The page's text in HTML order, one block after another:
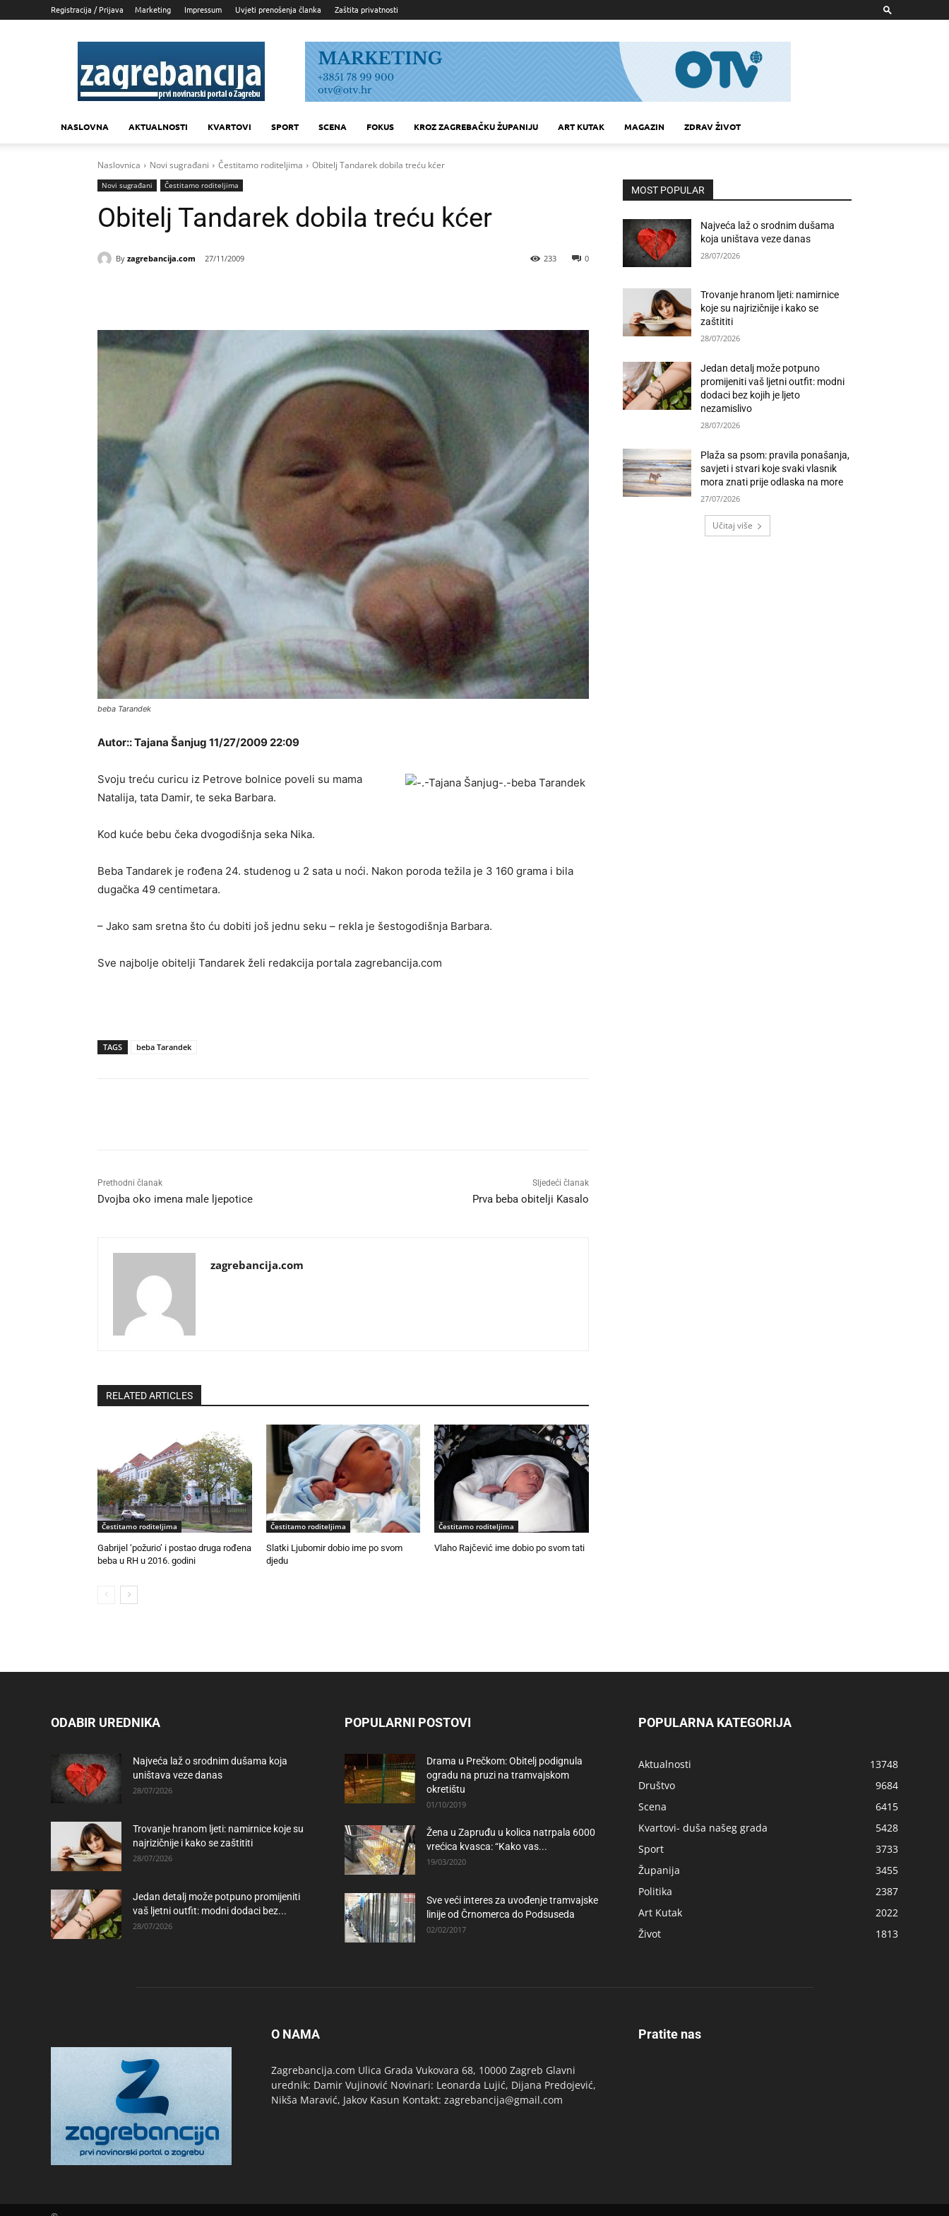
Registracija / Prijava Marketing Impressum Uvjeti prenošenja članka Zaštita privatnosti
Zagrebancija
NASLOVNA AKTUALNOSTI KVARTOVI SPORT SCENA FOKUS KROZ ZAGREBAČKU ŽUPANIJU ART KUTAK MAGAZIN ZDRAV ŽIVOT
Naslovnica Novi sugrađani Čestitamo roditeljima Obitelj Tandarek dobila treću kćer
Novi sugrađani Čestitamo roditeljima
Obitelj Tandarek dobila treću kćer
By zagrebancija.com 27/11/2009 0
233
beba Tarandek
Autor:: Tajana Šanjug 11/27/2009 22:09
Svoju treću curicu iz Petrove bolnice poveli su mama
Natalija, tata Damir, te seka Barbara.
Kod kuće bebu čeka dvogodišnja seka Nika.
Beba Tandarek je rođena 24. studenog u 2 sata u noći. Nakon poroda težila je 3 160 grama i bila
dugačka 49 centimetara.
– Jako sam sretna što ću dobiti još jednu seku – rekla je šestogodišnja Barbara.
Sve najbolje obitelji Tandarek želi redakcija portala zagrebancija.com
TAGS beba Tarandek
Prethodni članak
Dvojba oko imena male ljepotice
Sljedeći članak
Prva beba obitelji Kasalo
zagrebancija.com
RELATED ARTICLES
Čestitamo roditeljima
Gabrijel ‘požurio’ i postao druga rođena
beba u RH u 2016. godini
Čestitamo roditeljima
Slatki Ljubomir dobio ime po svom
djedu
Čestitamo roditeljima
Vlaho Rajčević ime dobio po svom tati
MOST POPULAR
Najveća laž o srodnim dušama
koja uništava veze danas
28/07/2026
Trovanje hranom ljeti: namirnice
koje su najrizičnije i kako se
zaštititi
28/07/2026
Jedan detalj može potpuno
promijeniti vaš ljetni outfit: modni
dodaci bez kojih je ljeto
nezamislivo
28/07/2026
Plaža sa psom: pravila ponašanja,
savjeti i stvari koje svaki vlasnik
mora znati prije odlaska na more
27/07/2026
Učitaj više
ODABIR UREDNIKA
Najveća laž o srodnim dušama koja
uništava veze danas
28/07/2026
Trovanje hranom ljeti: namirnice koje su
najrizičnije i kako se zaštititi
28/07/2026
Jedan detalj može potpuno promijeniti
vaš ljetni outfit: modni dodaci bez...
28/07/2026
POPULARNI POSTOVI
Drama u Prečkom: Obitelj podignula
ogradu na pruzi na tramvajskom
okretištu
01/10/2019
Žena u Zapruđu u kolica natrpala 6000
vrećica kvasca: “Kako vas...
19/03/2020
Sve veći interes za uvođenje tramvajske
linije od Črnomerca do Podsuseda
02/02/2017
POPULARNA KATEGORIJA
Aktualnosti
13748
Društvo
9684
Scena
6415
Kvartovi- duša našeg grada
5428
Sport
3733
Županija
3455
Politika
2387
Art Kutak
2022
Život
1813
O NAMA
Zagrebancija.com Ulica Grada Vukovara 68, 10000 Zagreb Glavni
urednik: Damir Vujinović Novinari: Leonarda Lujić, Dijana Predojević,
Nikša Maravić, Jakov Kasun Kontakt: zagrebancija@gmail.com
Pratite nas